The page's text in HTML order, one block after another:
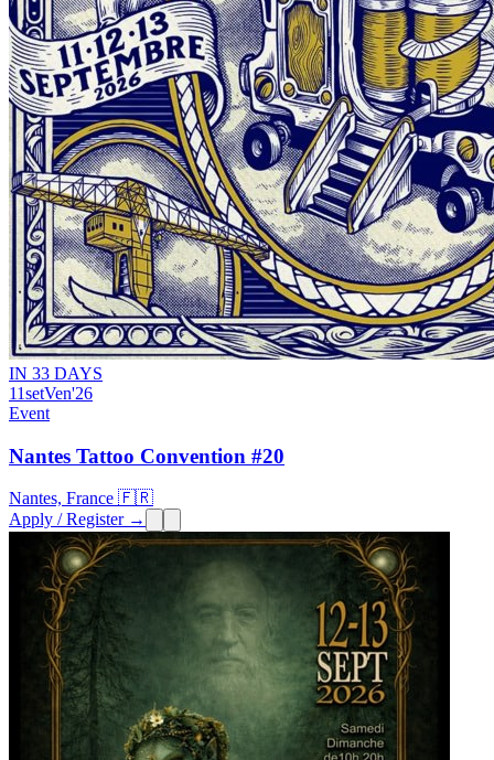
IN 33 DAYS
11setVen'26
Event
Nantes Tattoo Convention #20
Nantes, France 🇫🇷
Apply / Register →